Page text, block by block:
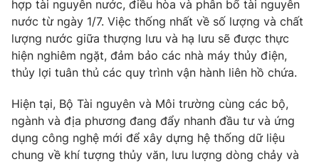
Hitech Công nghệ tương lai
Sản phẩm
Thị trường
Tư vấn
Giao lưu trực tuyến
Lịch phát sóng
Chuyên mục khác
Emagazine Podcast
hợp tài nguyên nước, điều hòa và phân bổ tài nguyên
nước từ ngày 1/7. Việc thống nhất về số lượng và chất
lượng nước giữa thượng lưu và hạ lưu sẽ được thực
hiện nghiêm ngặt, đảm bảo các nhà máy thủy điện,
thủy lợi tuân thủ các quy trình vận hành liên hồ chứa.
Hiện tại, Bộ Tài nguyên và Môi trường cùng các bộ,
ngành và địa phương đang đẩy nhanh đầu tư và ứng
dụng công nghệ mới để xây dựng hệ thống dữ liệu
chung về khí tượng thủy văn, lưu lượng dòng chảy và